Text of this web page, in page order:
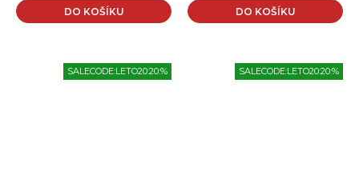
DO KOŠÍKU DO KOŠÍKU
SALECODE:LETO20:20:% SALECODE:LETO20:20:%